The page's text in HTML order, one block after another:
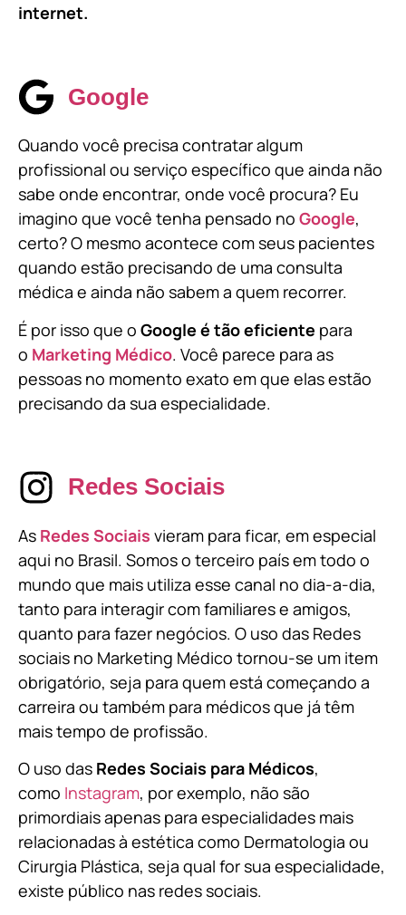
internet.
Google
Quando você precisa contratar algum
profissional ou serviço específico que ainda não
sabe onde encontrar, onde você procura? Eu
imagino que você tenha pensado no Google,
certo? O mesmo acontece com seus pacientes
quando estão precisando de uma consulta
médica e ainda não sabem a quem recorrer.
É por isso que o Google é tão eficiente para
o Marketing Médico. Você parece para as
pessoas no momento exato em que elas estão
precisando da sua especialidade.
Redes Sociais
As Redes Sociais vieram para ficar, em especial
aqui no Brasil. Somos o terceiro país em todo o
mundo que mais utiliza esse canal no dia-a-dia,
tanto para interagir com familiares e amigos,
quanto para fazer negócios. O uso das Redes
sociais no Marketing Médico tornou-se um item
obrigatório, seja para quem está começando a
carreira ou também para médicos que já têm
mais tempo de profissão.
O uso das Redes Sociais para Médicos,
como Instagram, por exemplo, não são
primordiais apenas para especialidades mais
relacionadas à estética como Dermatologia ou
Cirurgia Plástica, seja qual for sua especialidade,
existe público nas redes sociais.